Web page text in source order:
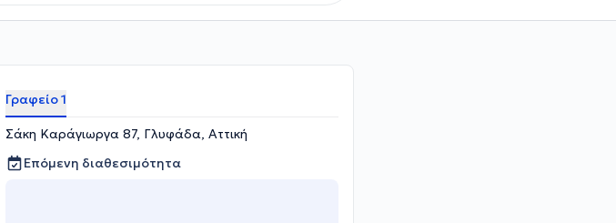
Γραφείο 1
Σάκη Καράγιωργα 87, Γλυφάδα, Αττική
Επόμενη διαθεσιμότητα